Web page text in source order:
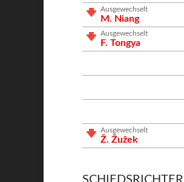
Ausgewechselt
M. Niang
Ausgewechselt
F. Tongya
Ausgewechselt
Ž. Žužek
SCHIEDSRICHTER